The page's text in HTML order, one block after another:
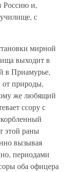
Россию и,
с
мирной
выходит в
в Приамурье,
от природы,
же любящий
ссору с
этой раны
вызывая
периодами
оба офицера